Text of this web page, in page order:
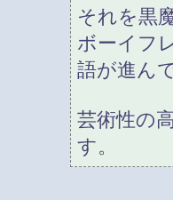
それを黒
ボーイフ
語が進ん
芸術性の
す。